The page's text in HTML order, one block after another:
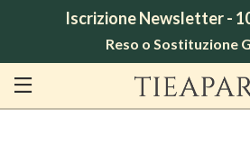
Iscrizione Newsletter -
Reso o Sostituzione